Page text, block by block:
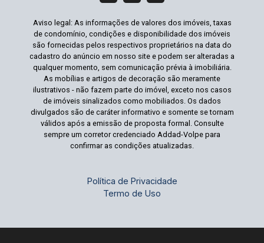
Aviso legal: As informações de valores dos imóveis, taxas
de condomínio, condições e disponibilidade dos imóveis
são fornecidas pelos respectivos proprietários na data do
cadastro do anúncio em nosso site e podem ser alteradas a
qualquer momento, sem comunicação prévia à imobiliária.
As mobílias e artigos de decoração são meramente
ilustrativos - não fazem parte do imóvel, exceto nos casos
de imóveis sinalizados como mobiliados. Os dados
divulgados são de caráter informativo e somente se tornam
válidos após a emissão de proposta formal. Consulte
sempre um corretor credenciado Addad-Volpe para
confirmar as condições atualizadas.
Política de Privacidade
Termo de Uso